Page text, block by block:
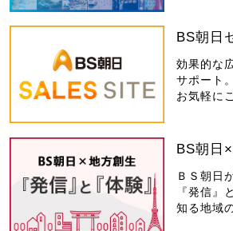
BS朝日
効果的な
サポート。
お気軽に
BS朝日
ＢＳ朝日
『発信』
知る地域